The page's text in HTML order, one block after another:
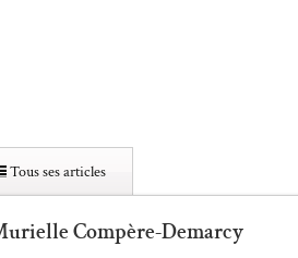
Tous ses articles
Compère-Demarcy